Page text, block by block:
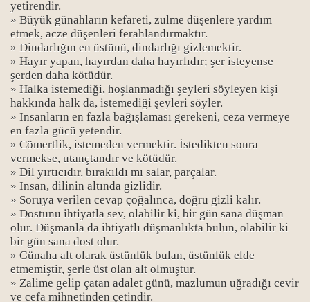
yetirendir.
» Büyük günahların kefareti, zulme düşenlere yardım
etmek, acze düşenleri ferahlandırmaktır.
» Dindarlığın en üstünü, dindarlığı gizlemektir.
» Hayır yapan, hayırdan daha hayırlıdır; şer isteyense
şerden daha kötüdür.
» Halka istemediği, hoşlanmadığı şeyleri söyleyen kişi
hakkında halk da, istemediği şeyleri söyler.
» Insanların en fazla bağışlaması gerekeni, ceza vermeye
en fazla gücü yetendir.
» Cömertlik, istemeden vermektir. İstedikten sonra
vermekse, utançtandır ve kötüdür.
» Dil yırtıcıdır, bırakıldı mı salar, parçalar.
» Insan, dilinin altında gizlidir.
» Soruya verilen cevap çoğalınca, doğru gizli kalır.
» Dostunu ihtiyatla sev, olabilir ki, bir gün sana düşman
olur. Düşmanla da ihtiyatlı düşmanlıkta bulun, olabilir ki
bir gün sana dost olur.
» Günaha alt olarak üstünlük bulan, üstünlük elde
etmemiştir, şerle üst olan alt olmuştur.
» Zalime gelip çatan adalet günü, mazlumun uğradığı cevir
ve cefa mihnetinden çetindir.